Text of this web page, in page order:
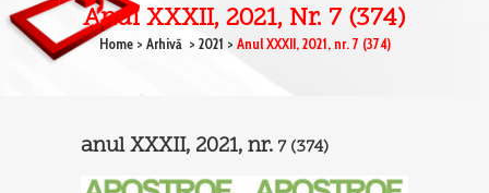
Anul XXXII, 2021, Nr. 7 (374)
Home> Arhivă > 2021 > Anul XXXII, 2021, nr. 7 (374)
anul XXXII, 2021, nr. 7(374)